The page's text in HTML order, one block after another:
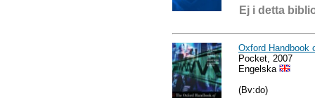
Ej i detta
Oxford Handbook
Pocket, 2007
Engelska
(Bv:do)